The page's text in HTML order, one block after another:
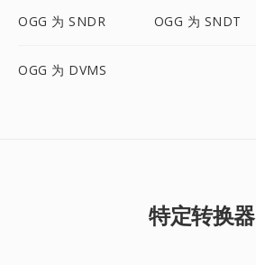
OGG 为 SNDR OGG 为 SNDT
OGG 为 DVMS
特定转换器